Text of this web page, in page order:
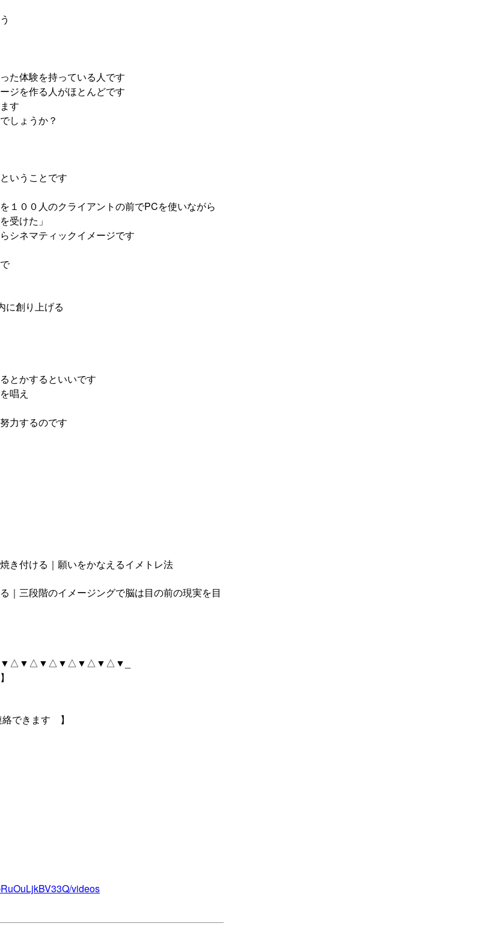
た体験を持っている人です
ジを作る人がほとんどです
す
しょうか？
いうことです
１００人のクライアントの前でPCを使いながら
受けた」
シネマティックイメージです
に創り上げる
とかするといいです
唱え
力するのです
き付ける｜願いをかなえるイメトレ法
｜三段階のイメージングで脳は目の前の現実を目
できます 】
videos